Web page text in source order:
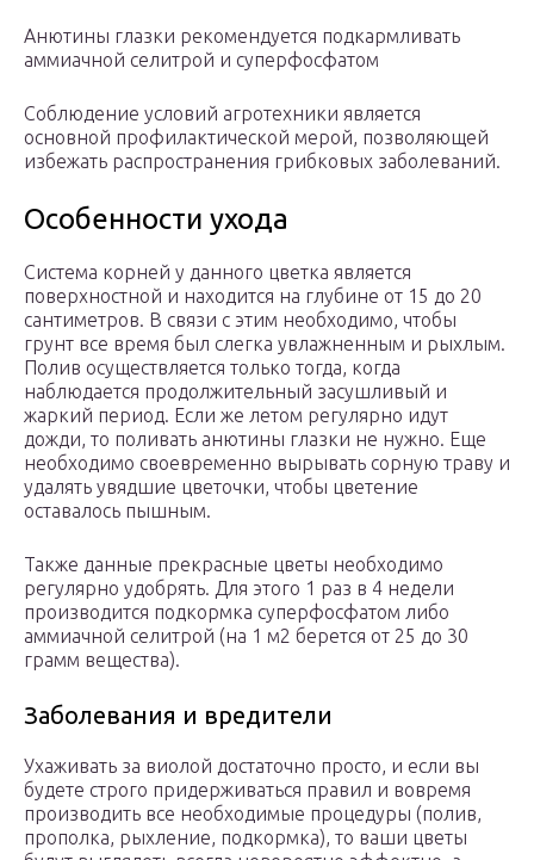
Анютины глазки рекомендуется подкармливать
аммиачной селитрой и суперфосфатом
Соблюдение условий агротехники является
основной профилактической мерой, позволяющей
избежать распространения грибковых заболеваний.
Особенности ухода
Система корней у данного цветка является
поверхностной и находится на глубине от 15 до 20
сантиметров. В связи с этим необходимо, чтобы
грунт все время был слегка увлажненным и рыхлым.
Полив осуществляется только тогда, когда
наблюдается продолжительный засушливый и
жаркий период. Если же летом регулярно идут
дожди, то поливать анютины глазки не нужно. Еще
необходимо своевременно вырывать сорную траву и
удалять увядшие цветочки, чтобы цветение
оставалось пышным.
Также данные прекрасные цветы необходимо
регулярно удобрять. Для этого 1 раз в 4 недели
производится подкормка суперфосфатом либо
аммиачной селитрой (на 1 м2 берется от 25 до 30
грамм вещества).
Заболевания и вредители
Ухаживать за виолой достаточно просто, и если вы
будете строго придерживаться правил и вовремя
производить все необходимые процедуры (полив,
прополка, рыхление, подкормка), то ваши цветы